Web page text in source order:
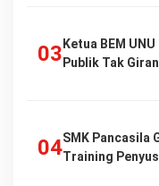
Ketua BEM
Publik Tak
SMK Pancasila
Training